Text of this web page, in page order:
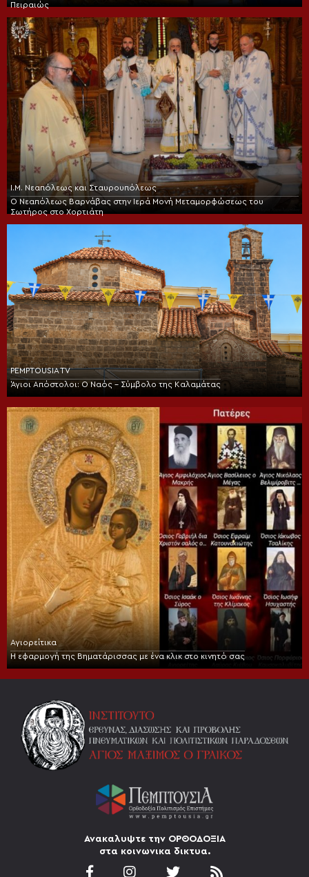
Πειραιώς
Ι.Μ. Νεαπόλεως και Σταυρουπόλεως
Ο Νεαπόλεως Βαρνάβας στην Ιερά Μονή Μεταμορφώσεως του
Σωτήρος στο Χορτιάτη
PEMPTOUSIA TV
Άγιοι Απόστολοι: Ο Ναός – Σύμβολο της Καλαμάτας
Αγιορείτικα
Η εφαρμογή της Βηματάρισσας με ένα κλικ στο κινητό σας
Ανακαλυψτε την ΟΡΘΟΔΟΞΙΑ
στα κοινωνικα δικτυα.